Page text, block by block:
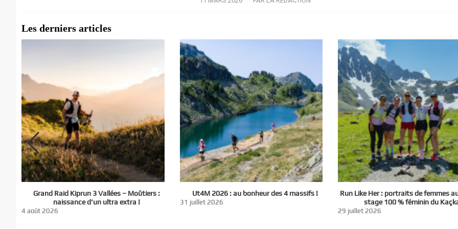
Les derniers articles
Grand Raid Kiprun 3 Vallées – Moûtiers :
naissance d’un ultra extra !
4 août 2026
Ut4M 2026 : au bonheur des 4 massifs !
31 juillet 2026
Run Like Her : portraits de femmes
stage 100 % féminin du
29 juillet 2026